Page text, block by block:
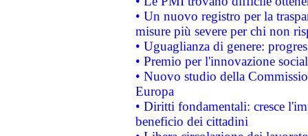
• Un nuovo registro per la
misure più severe per chi non
• Uguaglianza di genere:
• Premio per l'innovazione
• Nuovo studio della
Europa
• Diritti fondamentali: cresce
beneficio dei cittadini